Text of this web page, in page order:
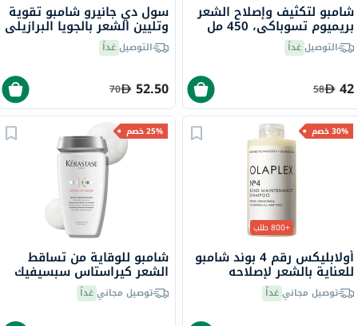
شامبو لتكثيف وإصلاح الشعر
بريميوم تسوباكي، 450 مل
التوصيلغداً
42
58
سول دي جانيرو شامبو تقوية
وتليين الشعر بالجويا البرازيلي
90 ملالتوصيلغداً
52.50
70
30% خصم
+800 طلب
أولابليكس رقم 4 بوند شامبو
للعناية بالشعر لإصلاحه
وتقويته وتغذيته 250 مل
توصيل مجانيغداً
25% خصم
شامبو للوقاية من تساقط
الشعر كيراستاس سبسيفيك
باين بريفنشن، 250 مل
توصيل مجانيغداً